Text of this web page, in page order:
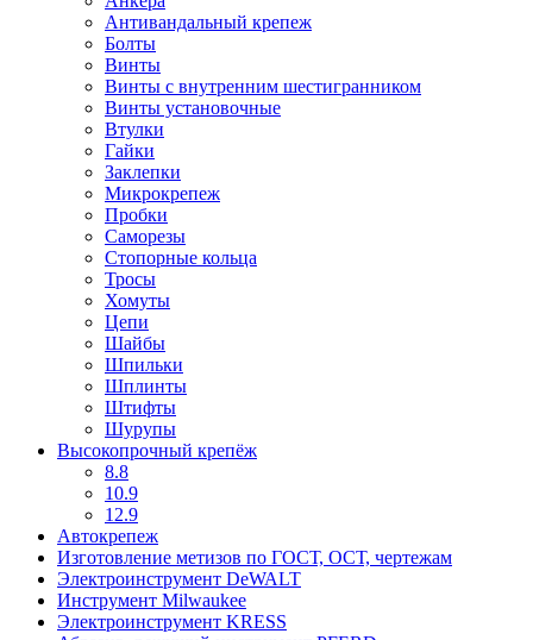
Антивандальный крепеж
Болты
Винты
Винты с внутренним шестигранником
Винты установочные
Втулки
Гайки
Заклепки
Микрокрепеж
Пробки
Саморезы
Стопорные кольца
Тросы
Хомуты
Цепи
Шайбы
Шпильки
Шплинты
Штифты
Шурупы
Высокопрочный крепёж
8.8
10.9
12.9
Автокрепеж
Изготовление метизов по ГОСТ, ОСТ, чертежам
Электроинструмент DeWALT
Инструмент Milwaukee
Электроинструмент KRESS